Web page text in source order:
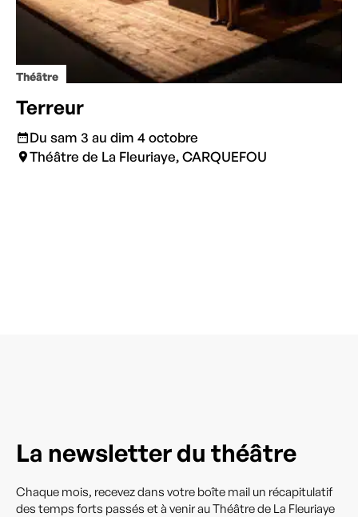
Théâtre
Terreur
Du sam 3 au dim 4 octobre
Théâtre de La Fleuriaye, CARQUEFOU
La newsletter du théâtre
Chaque mois, recevez dans votre boîte mail un récapitulatif
des temps forts passés et à venir au Théâtre de La Fleuriaye